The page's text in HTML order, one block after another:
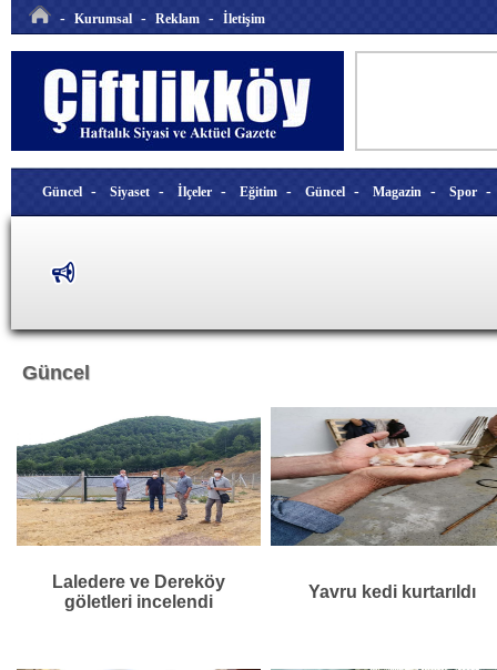
- Kurumsal - Reklam - İletişim
Güncel - Siyaset - İlçeler - Eğitim - Güncel - Magazin - Spor
Güncel
Laledere ve Dereköy
göletleri incelendi
Yavru kedi kurtarıldı